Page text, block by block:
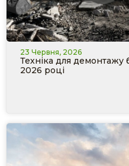
23 Червня, 2026
Техніка для демонтажу
2026 році